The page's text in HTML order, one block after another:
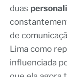
duas
de
Lima como
influenciada